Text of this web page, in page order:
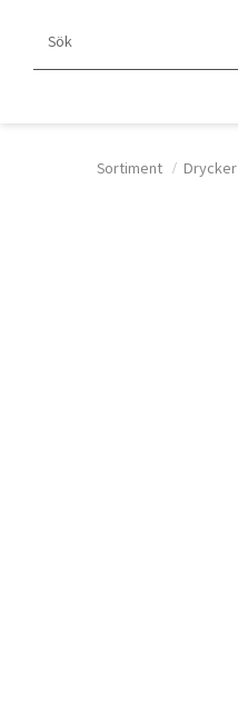
Sortiment Drycker